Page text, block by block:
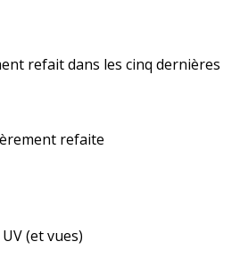
refait dans les cinq dernières
refaite
(et vues)